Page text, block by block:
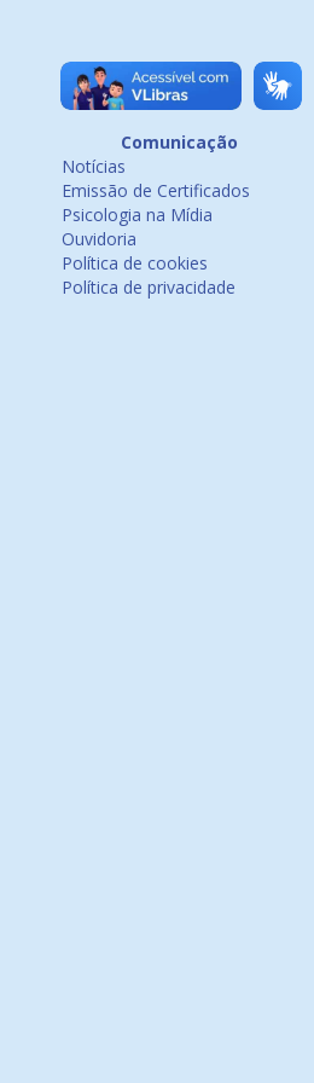
Comunicação
Notícias
Emissão de Certificados
Psicologia na Mídia
Ouvidoria
Política de cookies
Política de privacidade